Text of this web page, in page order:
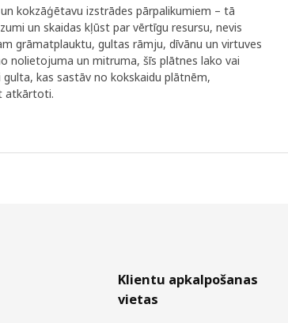
kokzāģētavu izstrādes pārpalikumiem – tā
un skaidas kļūst par vērtīgu resursu, nevis
grāmatplauktu, gultas rāmju, dīvānu un virtuves
nolietojuma un mitruma, šīs plātnes lako vai
kas sastāv no kokskaidu plātnēm,
atkārtoti.
Klientu apkalpošanas
vietas